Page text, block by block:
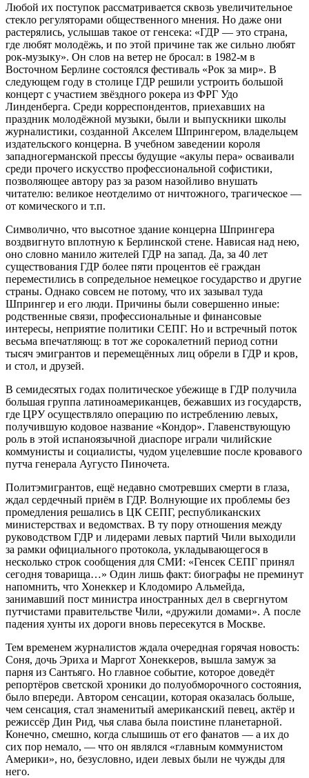
Любой их поступок рассматривается сквозь увеличительное
стекло регуляторами общественного мнения. Но даже они
растерялись, услышав такое от генсека: «ГДР — это страна,
где любят молодёжь, и по этой причине так же сильно любят
рок-музыку». Он слов на ветер не бросал: в 1982-м в
Восточном Берлине состоялся фестиваль «Рок за мир». В
следующем году в столице ГДР решили устроить большой
концерт с участием звёздного рокера из ФРГ Удо
Линденберга. Среди корреспондентов, приехавших на
праздник молодёжной музыки, были и выпускники школы
журналистики, созданной Акселем Шпрингером, владельцем
издательского концерна. В учебном заведении короля
западногерманской прессы будущие «акулы пера» осваивали
среди прочего искусство профессиональной софистики,
позволяющее автору раз за разом назойливо внушать
читателю: великое неотделимо от ничтожного, трагическое —
от комического и т.п.
Символично, что высотное здание концерна Шпрингера
воздвигнуто вплотную к Берлинской стене. Нависая над нею,
оно словно манило жителей ГДР на запад. Да, за 40 лет
существования ГДР более пяти процентов её граждан
переместились в сопредельное немецкое государство и другие
страны. Однако совсем не потому, что их зазывал туда
Шпрингер и его люди. Причины были совершенно иные:
родственные связи, профессиональные и финансовые
интересы, неприятие политики СЕПГ. Но и встречный поток
весьма впечатляющ: в тот же сорокалетний период сотни
тысяч эмигрантов и перемещённых лиц обрели в ГДР и кров,
и стол, и друзей.
В семидесятых годах политическое убежище в ГДР получила
большая группа латиноамериканцев, бежавших из государств,
где ЦРУ осуществляло операцию по истреблению левых,
получившую кодовое название «Кондор». Главенствующую
роль в этой испаноязычной диаспоре играли чилийские
коммунисты и социалисты, чудом уцелевшие после кровавого
путча генерала Аугусто Пиночета.
Политэмигрантов, ещё недавно смотревших смерти в глаза,
ждал сердечный приём в ГДР. Волнующие их проблемы без
промедления решались в ЦК СЕПГ, республиканских
министерствах и ведомствах. В ту пору отношения между
руководством ГДР и лидерами левых партий Чили выходили
за рамки официального протокола, укладывающегося в
несколько строк сообщения для СМИ: «Генсек СЕПГ принял
сегодня товарища…» Один лишь факт: биографы не преминут
напомнить, что Хонеккер и Клодомиро Альмейда,
занимавший пост министра иностранных дел в свергнутом
путчистами правительстве Чили, «дружили домами». А после
падения хунты их дороги вновь пересекутся в Москве.
Тем временем журналистов ждала очередная горячая новость:
Соня, дочь Эриха и Маргот Хонеккеров, вышла замуж за
парня из Сантьяго. Но главное событие, которое доведёт
репортёров светской хроники до полуобморочного состояния,
было впереди. Автором сенсации, которая оказалась больше,
чем сенсация, стал знаменитый американский певец, актёр и
режиссёр Дин Рид, чья слава была поистине планетарной.
Конечно, смешно, когда слышишь от его фанатов — а их до
сих пор немало, — что он являлся «главным коммунистом
Америки», но, безусловно, идеи левых были не чужды для
него.